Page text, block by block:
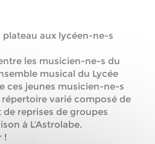
plateau aux lycéen-ne-s
les musicien-ne-s du
musical du Lycée
ces jeunes musicien-ne-s
varié composé de
reprises de groupes
à L’Astrolabe.
!